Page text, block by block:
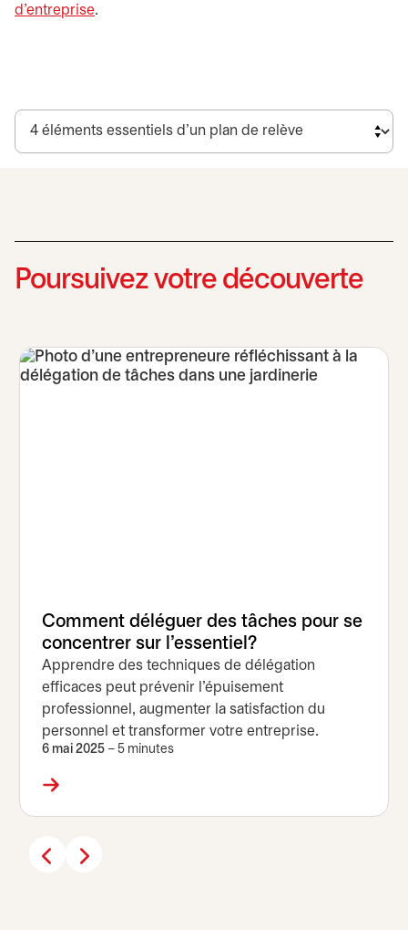
d’entreprise.
Poursuivez votre découverte
Comment déléguer des tâches pour se
concentrer sur l'essentiel?
Apprendre des techniques de délégation
efficaces peut prévenir l’épuisement
professionnel, augmenter la satisfaction du
personnel et transformer votre entreprise.
6 mai 2025 – 5 minutes